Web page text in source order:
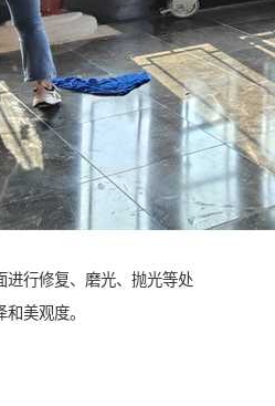
进行修复、磨光、抛光等处
美观度。